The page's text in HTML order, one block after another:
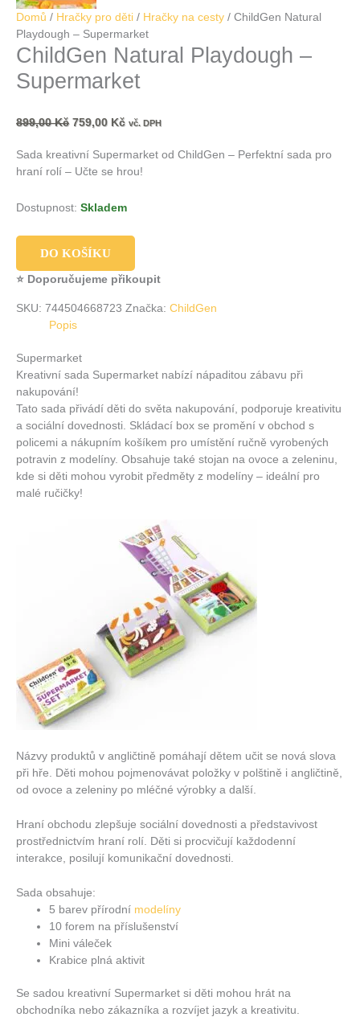
Domů / Hračky pro děti / Hračky na cesty / ChildGen Natural
Playdough – Supermarket
ChildGen Natural Playdough –
Supermarket
899,00Kč 759,00 Kč vč. DPH
Sada kreativní Supermarket od ChildGen – Perfektní sada pro
hraní rolí – Učte se hrou!
Dostupnost: Skladem
DO KOŠÍKU
⭐ Doporučujeme přikoupit
SKU: 744504668723 Značka: ChildGen
Popis
Supermarket
Kreativní sada Supermarket nabízí nápaditou zábavu při
nakupování!
Tato sada přivádí děti do světa nakupování, podporuje kreativitu
a sociální dovednosti. Skládací box se promění v obchod s
policemi a nákupním košíkem pro umístění ručně vyrobených
potravin z modelíny. Obsahuje také stojan na ovoce a zeleninu,
kde si děti mohou vyrobit předměty z modelíny – ideální pro
malé ručičky!
Názvy produktů v angličtině pomáhají dětem učit se nová slova
při hře. Děti mohou pojmenovávat položky v polštině i angličtině,
od ovoce a zeleniny po mléčné výrobky a další.
Hraní obchodu zlepšuje sociální dovednosti a představivost
prostřednictvím hraní rolí. Děti si procvičují každodenní
interakce, posilují komunikační dovednosti.
Sada obsahuje:
5 barev přírodní modelíny
10 forem na příslušenství
Mini váleček
Krabice plná aktivit
Se sadou kreativní Supermarket si děti mohou hrát na
obchodníka nebo zákazníka a rozvíjet jazyk a kreativitu.